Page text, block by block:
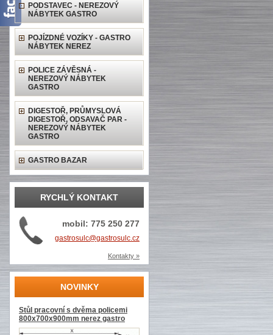
PODSTAVEC - NEREZOVÝ
NÁBYTEK GASTRO
POJÍZDNÉ VOZÍKY - GASTRO
NÁBYTEK NEREZ
POLICE ZÁVĚSNÁ -
NEREZOVÝ NÁBYTEK
GASTRO
DIGESTOŘ, PRŮMYSLOVÁ
DIGESTOŘ, ODSAVAČ PAR -
NEREZOVÝ NÁBYTEK
GASTRO
GASTRO BAZAR
RYCHLÝ KONTAKT
mobil: 775 250 277
gastrosulc@gastrosulc.cz
Kontakty »
NOVINKY
Stůl pracovní s dvěma policemi
800x700x900mm nerez gastro